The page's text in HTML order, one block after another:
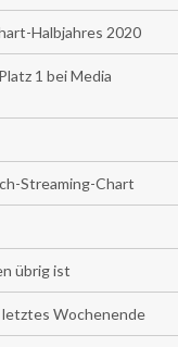
Halbjahres 2020
1 bei Media
Streaming-Chart
übrig ist
letztes Wochenende